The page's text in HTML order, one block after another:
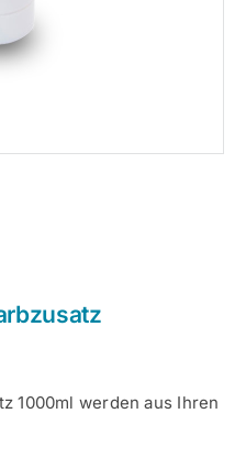
1000ml werden aus Ihren